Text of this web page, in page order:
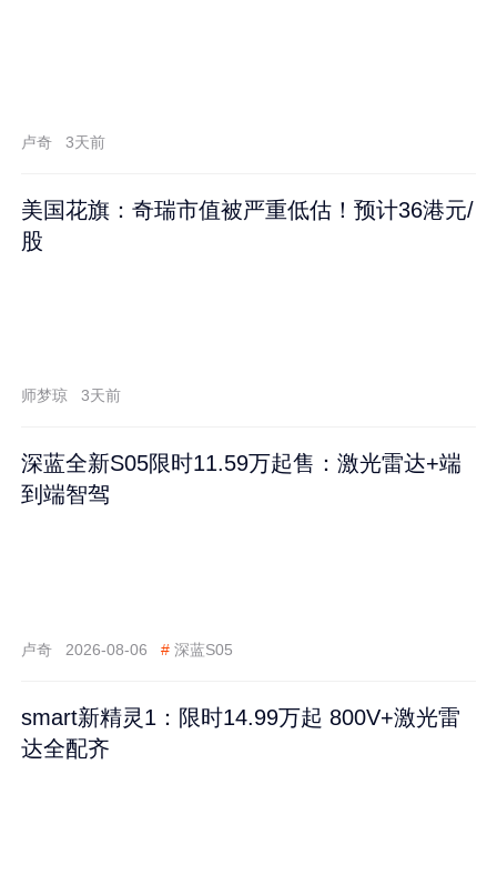
卢奇 3天前
美国花旗：奇瑞市值被严重低估！预计36港元/
股
师梦琼 3天前
深蓝全新S05限时11.59万起售：激光雷达+端
到端智驾
卢奇 2026-08-06 # 深蓝S05
smart新精灵1：限时14.99万起 800V+激光雷
达全配齐